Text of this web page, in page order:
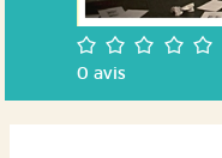
/5
0avis